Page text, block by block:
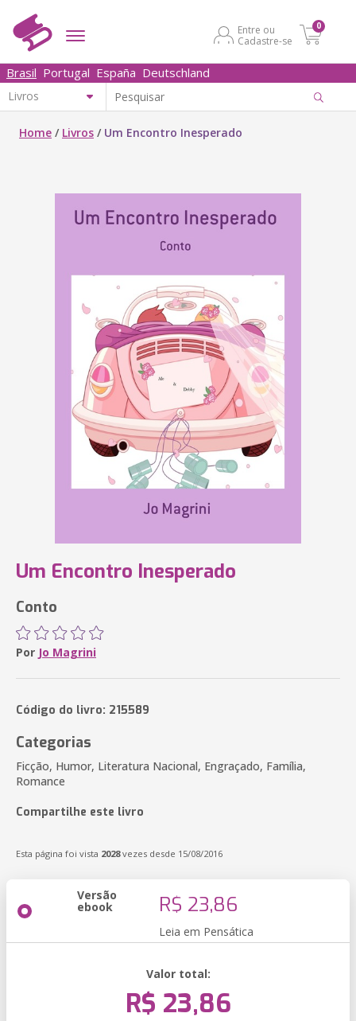
Entre ou
Cadastre-se
0
Brasil Portugal España Deutschland
Home / Livros / Um Encontro Inesperado
Um Encontro Inesperado
Conto
Por Jo Magrini
Código do livro: 215589
Categorias
Ficção, Humor, Literatura Nacional, Engraçado, Família,
Romance
Compartilhe este livro
Esta página foi vista 2028vezes desde 15/08/2016
Versão
ebook R$ 23,86
Leia em Pensática
Valor total:
R$ 23,86